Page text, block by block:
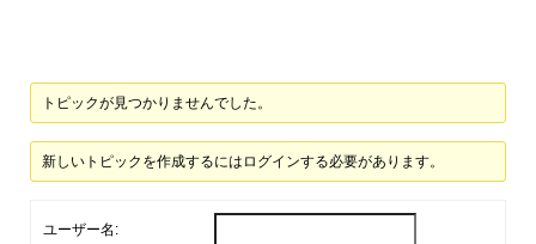
トピックが見つかりませんでした。
新しいトピックを作成するにはログインする必要があります。
ユーザー名: